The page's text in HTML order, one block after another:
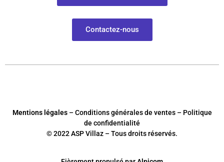
Contactez-nous
Mentions légales– Conditions générales de ventes – Politique
de confidentialité
© 2022 ASP Villaz – Tous droits réservés.